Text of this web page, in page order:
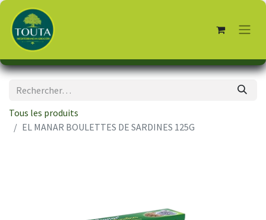
Tous les produits
EL MANAR BOULETTES DE SARDINES 125G